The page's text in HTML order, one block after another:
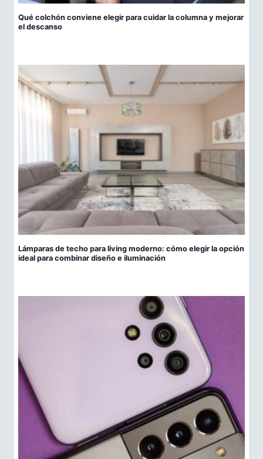
Qué colchón conviene elegir para cuidar la columna y mejorar
el descanso
Lámparas de techo para living moderno: cómo elegir la opción
ideal para combinar diseño e iluminación